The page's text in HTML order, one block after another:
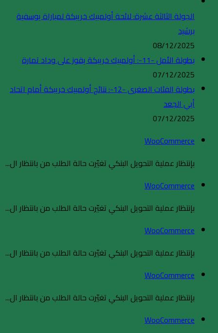
الجولة الثالثة عشرة: لائحة أولمبيك خريبكة لمباراة يوسفية
برشيد
08/12/2025
بطولة الأمل -11-: أولمبيك خريبكة يفوز على وداد تمارة
07/12/2025
بطولة الفئات الصغرى -12-: نتائج أولمبيك خريبكة أمام اتحاد
أبي الجعد
07/12/2025
WooCommerce
بإنتظار عملية التحويل البنكي تغيّرت حالة الطلب من بانتظار ال...
WooCommerce
بإنتظار عملية التحويل البنكي تغيّرت حالة الطلب من بانتظار ال...
WooCommerce
بإنتظار عملية التحويل البنكي تغيّرت حالة الطلب من بانتظار ال...
WooCommerce
بإنتظار عملية التحويل البنكي تغيّرت حالة الطلب من بانتظار ال...
WooCommerce